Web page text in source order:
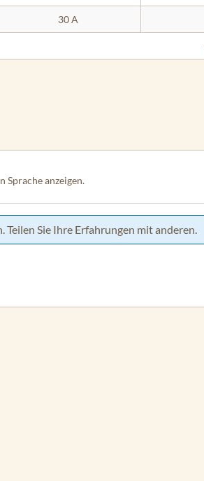
30 A
Sprache anzeigen.
Teilen Sie Ihre Erfahrungen mit anderen.